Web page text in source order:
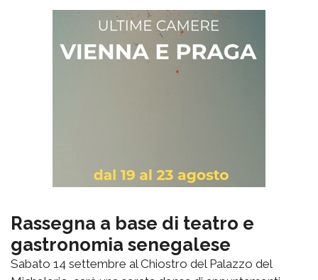
Rassegna a base di teatro e
gastronomia senegalese
Sabato 14 settembre al Chiostro del Palazzo del